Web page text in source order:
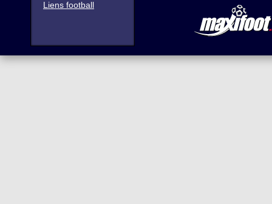
Liens football